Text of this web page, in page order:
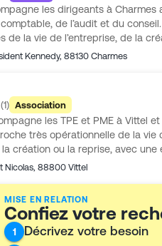
les dirigeants à Charmes
comptable, de l’audit et du
de la vie de l’entreprise, de la
comptabilité, fiscalité, paie,
l’écoute et
place de partenaire utile au
Kennedy, 88130 Charmes
(1) Association
les TPE et PME à Vittel
très opérationnelle de la vie
création ou la reprise, avec
business plan, le choix du statut
devis et factures conformes.
comptable et son
d’accompagnement durable
Nicolas, 88800 Vittel
MISE EN RELATION
Confiez votre
1 Décrivez votre besoin